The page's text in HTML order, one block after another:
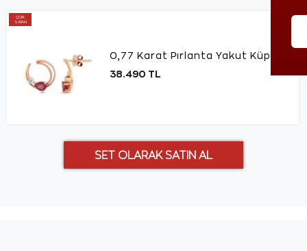
ÇOK
SATAN
0,77 Karat Pırlanta Yakut Küpe
38.490 TL